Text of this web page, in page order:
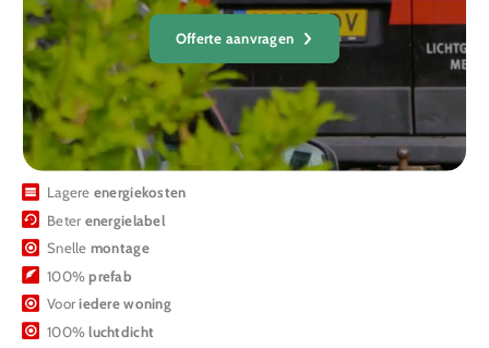
Offerte aanvragen
Lagere energiekosten
Beter energielabel
Snelle montage
100%prefab
Vooriedere woning
100%luchtdicht